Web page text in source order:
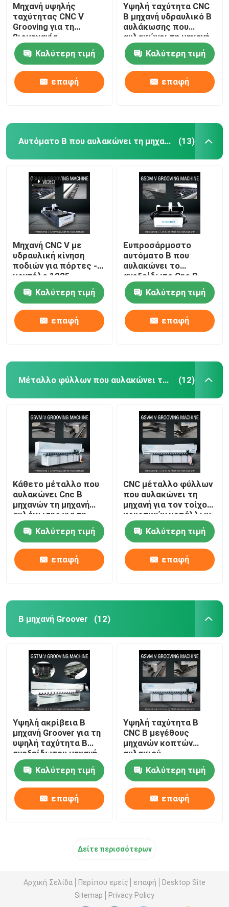
Μηχανή υψηλής
ταχύτητας CNC V
Grooving για τη
βιομηχανία
διακόσμησης από
ανοξείδωτο χάλυβα -
μοντέλο 1225
Καλύτερη τιμή
επαφή
Υψηλή ταχύτητα CNC
Β μηχανή υδραυλικό Β
αυλάκωσης που
αυλακώνει τη μηχανή
για το μέταλλο
φύλλων 1225
Καλύτερη τιμή
επαφή
Αυτόματο Β που αυλακώνει τη μηχανή (13)
Μηχανή CNC V με
υδραυλική κίνηση
ποδιών για πόρτες -
μοντέλο 1225
Καλύτερη τιμή
επαφή
Ευπροσάρμοστο
αυτόματο Β που
αυλακώνει το
ανοξείδωτο Cnc Β
μηχανή 1240 μηχανών
αυλάκωσηςΚαλύτερη τιμή
επαφή
Μέταλλο φύλλων που αυλακώνει τη μηχανή (12)
Κάθετο μέταλλο που
αυλακώνει Cnc Β
μηχανών τη μηχανή
αυλάκωσης για τη
διακόσμηση 1250mm
Καλύτερη τιμή
επαφή
CNC μέταλλο φύλλων
που αυλακώνει τη
μηχανή για τον τοίχο
κουρτινών μετάλλων
Β μηχανή 1240 Groover
Καλύτερη τιμή
επαφή
Β μηχανή Groover (12)
Υψηλή ακρίβεια Β
μηχανή Groover για τη
υψηλή ταχύτητα Β
ανοξείδωτου μηχανή
αυλάκωσης
Καλύτερη τιμή
επαφή
Υψηλή ταχύτητα Β
CNC Β μεγέθους
μηχανών κοπτών
αυλακιού
πολλαπλάσια μηχανή
αυλάκωσηςΚαλύτερη τιμή
επαφή
Δείτε περισσότερων
Αρχική Σελίδα Περίπου εμείς επαφή
Desktop Site
Sitemap
Privacy Policy